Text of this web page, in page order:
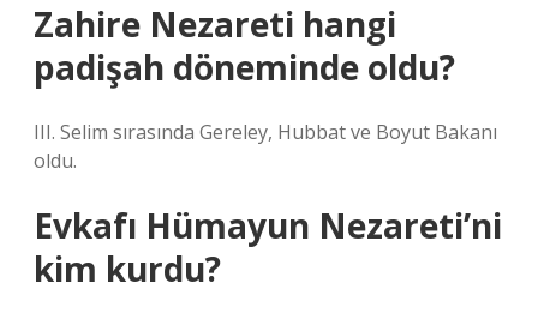
Zahire Nezareti hangi
padişah döneminde oldu?
III. Selim sırasında Gereley, Hubbat ve Boyut Bakanı
oldu.
Evkafı Hümayun Nezareti’ni
kim kurdu?